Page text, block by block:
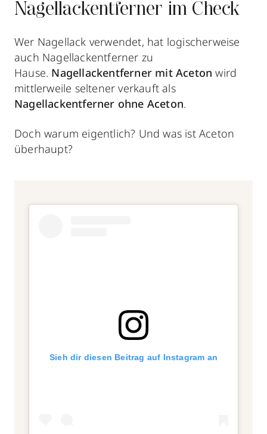
Nagellackentferner im Check
Wer Nagellack verwendet, hat logischerweise
auch Nagellackentferner zu
Hause. Nagellackentferner mit Acetonwird
mittlerweile seltener verkauft als
Nagellackentferner ohne Aceton.
Doch warum eigentlich? Und was ist Aceton
überhaupt?
Sieh dir diesen Beitrag auf Instagram an